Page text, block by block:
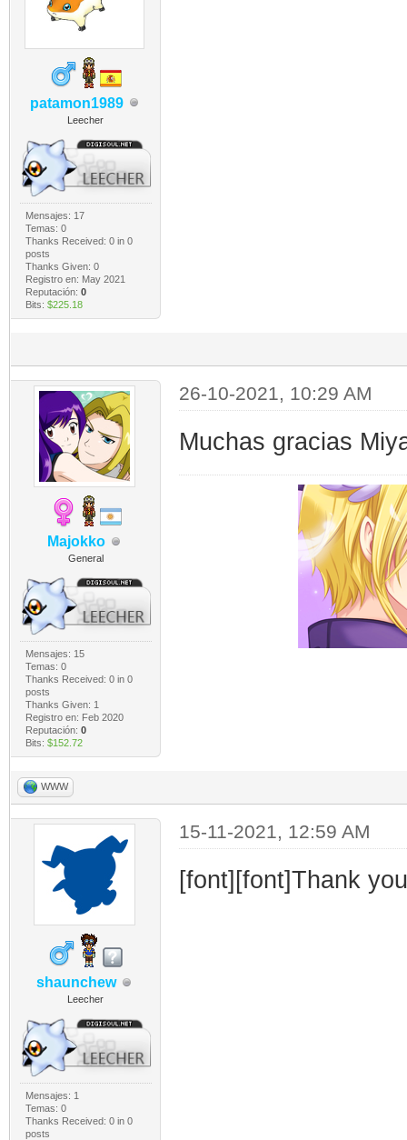
patamon1989
Leecher
Mensajes: 17
Temas: 0
Thanks Received: 0in 0
posts
Thanks Given: 0
Registro en: May 2021
Reputación: 0
Bits: $225.18
Majokko
General
Mensajes: 15
Temas: 0
Thanks Received: 0in 0
posts
Thanks Given: 1
Registro en: Feb 2020
Reputación: 0
Bits: $152.72
26-10-2021, 10:29 AM
Muchas gracias
WWW
shaunchew
Leecher
Mensajes: 1
Temas: 0
Thanks Received: 0in 0
posts
15-11-2021, 12:59 AM
[font][font]Thank